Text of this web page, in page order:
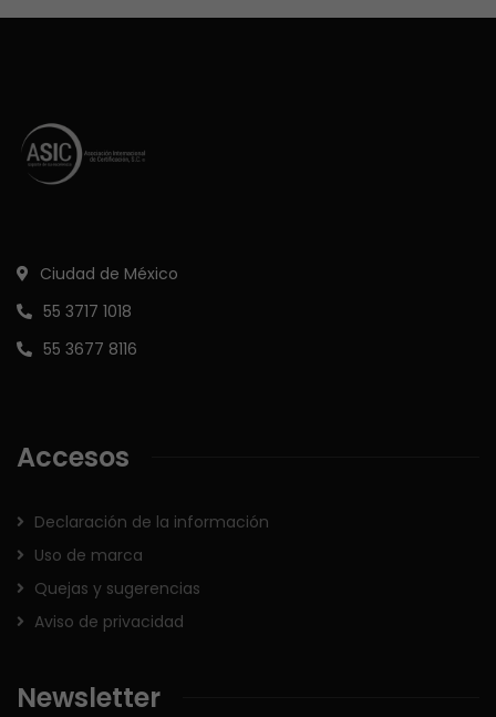
Ciudad de México
55 3717 1018
55 3677 8116
Accesos
Declaración de la información
Uso de marca
Quejas y sugerencias
Aviso de privacidad
Newsletter